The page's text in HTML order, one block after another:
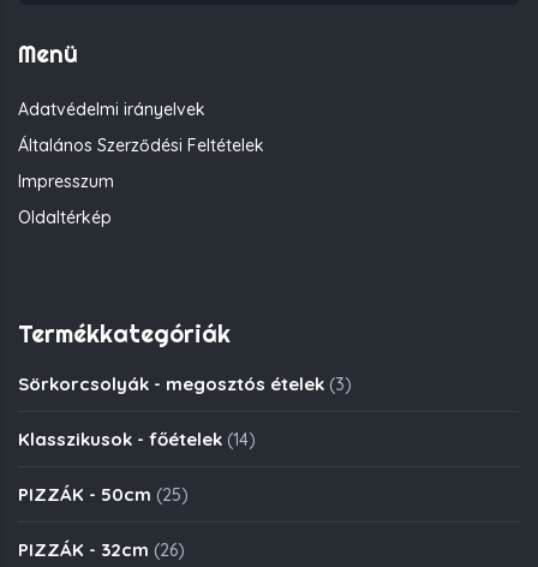
Menü
Adatvédelmi irányelvek
Általános Szerződési Feltételek
Impresszum
Oldaltérkép
Termékkategóriák
Sörkorcsolyák - megosztós ételek (3)
Klasszikusok - főételek (14)
PIZZÁK - 50cm (25)
PIZZÁK - 32cm (26)